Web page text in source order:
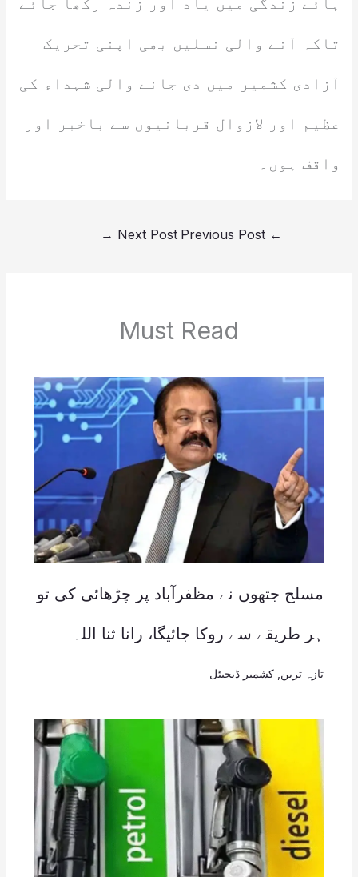
تاکہ آنے والی نسلیں بھی اپنی تحریک
آزادی کشمیر میں دی جانے والی شہداء کی
عظیم اور لازوال قربانیوں سے باخبر اور
واقف ہوں۔
←
Next Post
→
Must Read
مسلح جتھوں نے مظفرآباد پر چڑھائی کی تو
ہر طریقے سے روکا جائیگا، رانا ثنا اللہ
تازہ ترین کشمیر ڈیجیٹل